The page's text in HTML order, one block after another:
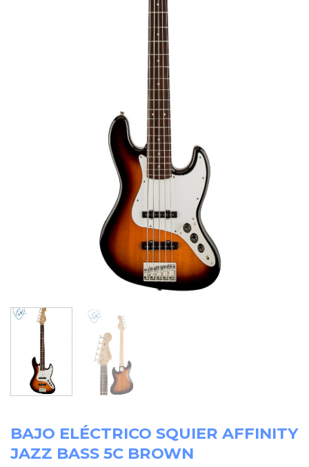
BAJO ELÉCTRICO SQUIER AFFINITY
JAZZ BASS 5C BROWN